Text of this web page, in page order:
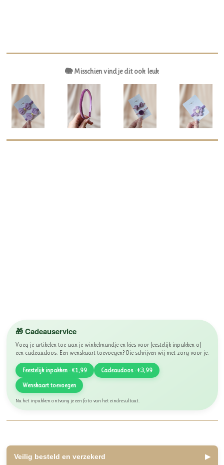
🐘 Misschien vind je dit ook leuk
🎁 Cadeauservice
Voeg je artikelen toe aan je winkelmandje en kies voor feestelijk inpakken of
een cadeaudoos. Een wenskaart toevoegen? Die schrijven wij met zorg voor je.
Feestelijk inpakken · €1,99 Cadeaudoos · €3,99
Wenskaart toevoegen
Na het inpakken ontvang je een foto van het eindresultaat.
Veilig besteld en verzekerd ▶